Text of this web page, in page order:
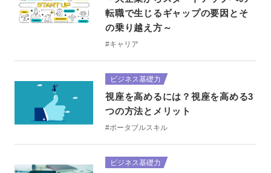
転職で生じるギャップの要因とそ
の乗り越え方～
#キャリア
ビジネス基礎力
視座を高めるには？視座を高める3
つの方法とメリット
#ポータブルスキル
ビジネス基礎力